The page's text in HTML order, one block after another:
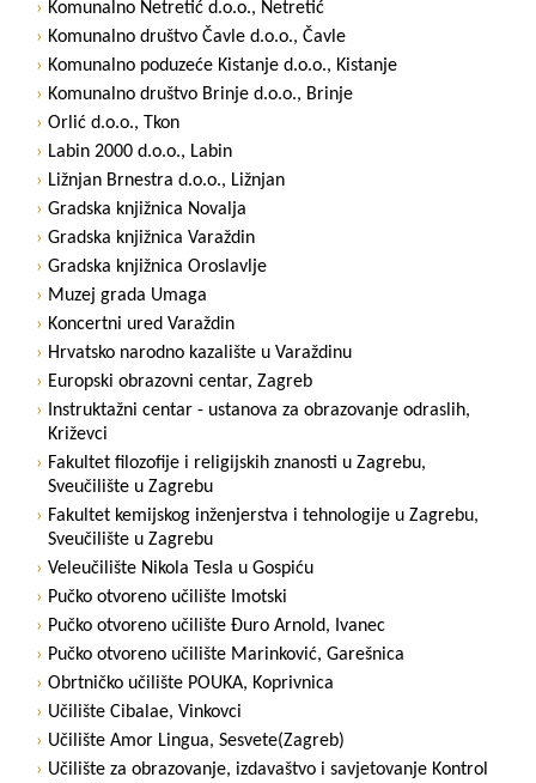
Komunalno Netretić d.o.o., Netretić
Komunalno društvo Čavle d.o.o., Čavle
Komunalno poduzeće Kistanje d.o.o., Kistanje
Komunalno društvo Brinje d.o.o., Brinje
Orlić d.o.o., Tkon
Labin 2000 d.o.o., Labin
Ližnjan Brnestra d.o.o., Ližnjan
Gradska knjižnica Novalja
Gradska knjižnica Varaždin
Gradska knjižnica Oroslavlje
Muzej grada Umaga
Koncertni ured Varaždin
Hrvatsko narodno kazalište u Varaždinu
Europski obrazovni centar, Zagreb
Instruktažni centar - ustanova za obrazovanje odraslih,
Križevci
Fakultet filozofije i religijskih znanosti u Zagrebu,
Sveučilište u Zagrebu
Fakultet kemijskog inženjerstva i tehnologije u Zagrebu,
Sveučilište u Zagrebu
Veleučilište Nikola Tesla u Gospiću
Pučko otvoreno učilište Imotski
Pučko otvoreno učilište Đuro Arnold, Ivanec
Pučko otvoreno učilište Marinković, Garešnica
Obrtničko učilište POUKA, Koprivnica
Učilište Cibalae, Vinkovci
Učilište Amor Lingua, Sesvete(Zagreb)
Učilište za obrazovanje, izdavaštvo i savjetovanje Kontrol